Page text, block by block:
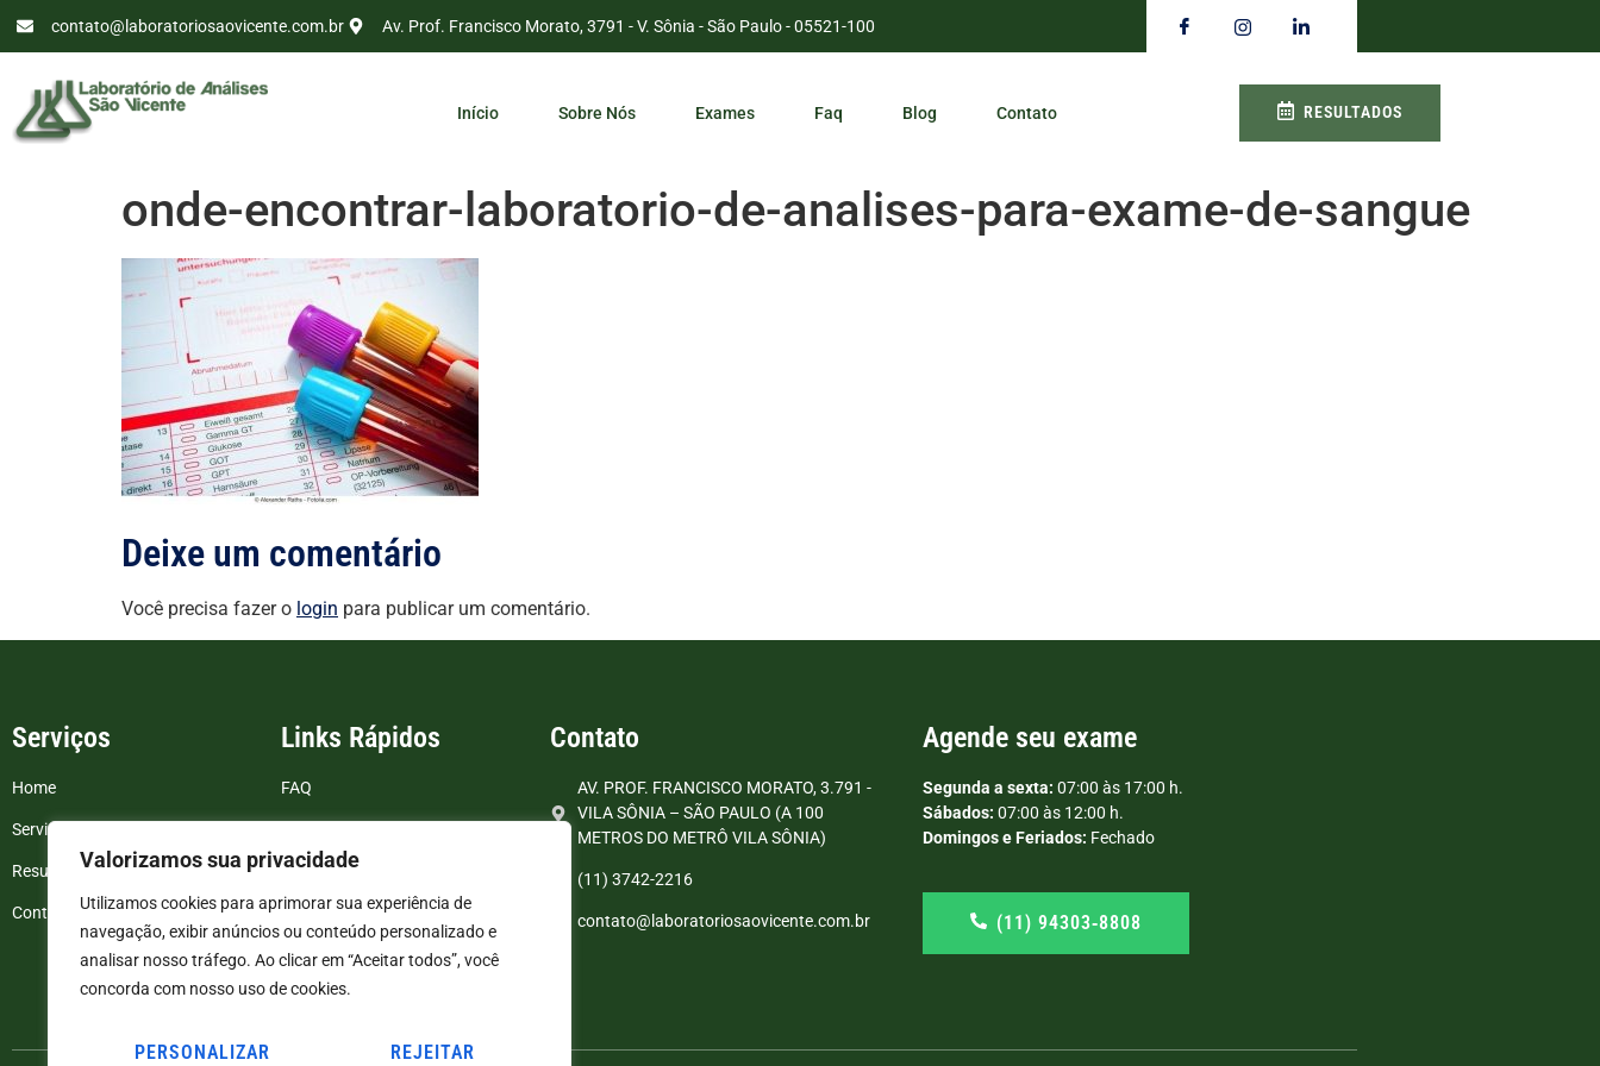
Valorizamos sua privacidade
Utilizamos cookies para aprimorar sua experiência de
navegação, exibir anúncios ou conteúdo personalizado e
analisar nosso tráfego. Ao clicar em “Aceitar todos”, você
concorda com nosso uso de cookies.
PERSONALIZAR REJEITAR
contato@laboratoriosaovicente.com.br Av. Prof. Francisco Morato, 3791 - V. Sônia - São Paulo - 05521-100
Início Sobre Nós Exames Faq Blog Contato RESULTADOS
onde-encontrar-laboratorio-de-analises-para-exame-de-sangue
Deixe um comentário
Você precisa fazer o login para publicar um comentário.
Serviços
Home
Serviços
Resultados de exames
Contato
Links Rápidos
FAQ
Politica de Privacidade
Termos e Condições
Contato
AV. PROF. FRANCISCO MORATO, 3.791 -
VILA SÔNIA – SÃO PAULO (A 100
METROS DO METRÔ VILA SÔNIA)
(11) 3742-2216
contato@laboratoriosaovicente.com.br
Agende seu exame
Segunda a sexta: 07:00 às 17:00 h.
Sábados: 07:00 às 12:00 h.
Domingos e Feriados: Fechado
(11) 94303‑8808